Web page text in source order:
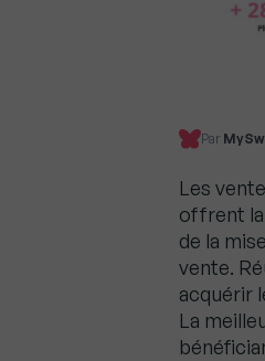
Par
Les
offrent la
de la
vente.
acquérir
La